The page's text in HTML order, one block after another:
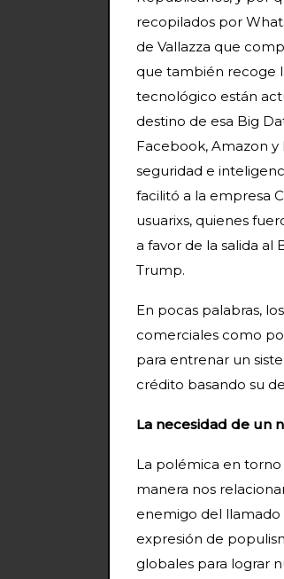
recopilados por
de Vallazza que
que también recoge
tecnológico están
destino de esa Big
Facebook, Amazon y
seguridad e
facilitó a la empresa
usuarixs, quienes
a favor de la salida al
Trump.
En pocas palabras,
comerciales como
para entrenar un
crédito basando su
La necesidad de un
La polémica en
manera nos
enemigo del llamado
expresión de
globales para lograr